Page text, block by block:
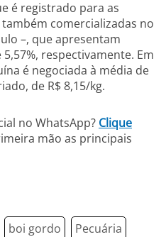
é registrado para as
comercializadas no
–, que apresentam
respectivamente. Em
é negociada à média de
de R$ 8,15/kg.
no WhatsApp? Clique
mão as principais
boi gordo
Pecuária